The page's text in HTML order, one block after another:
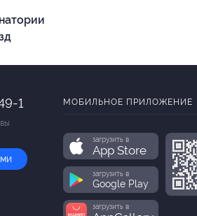
1 МОБИЛЬНОЕ ПРИЛОЖЕНИЕ
загрузить в
App Store
загрузить в
Google Play
загрузить в